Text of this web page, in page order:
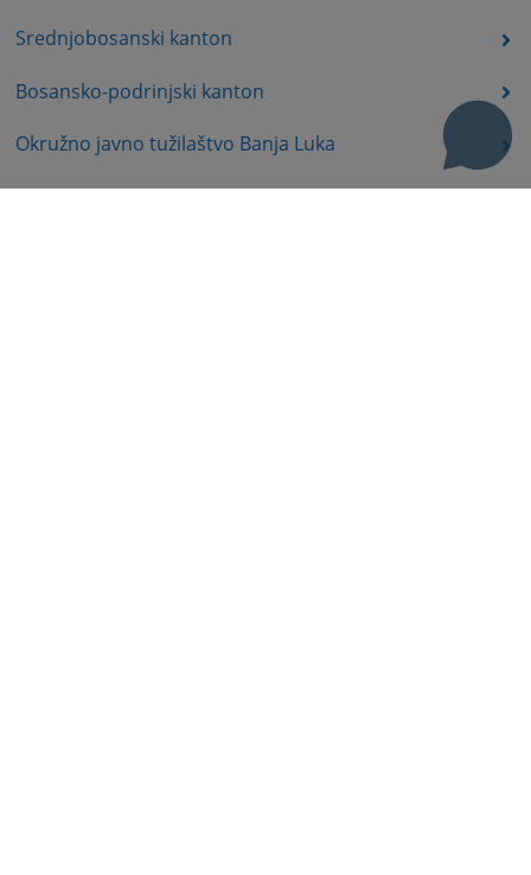
Srednjobosanski kanton
Bosansko-podrinjski kanton
Okružno javno tužilaštvo Banja Luka
Okružno javno tužilaštvo Trebinje